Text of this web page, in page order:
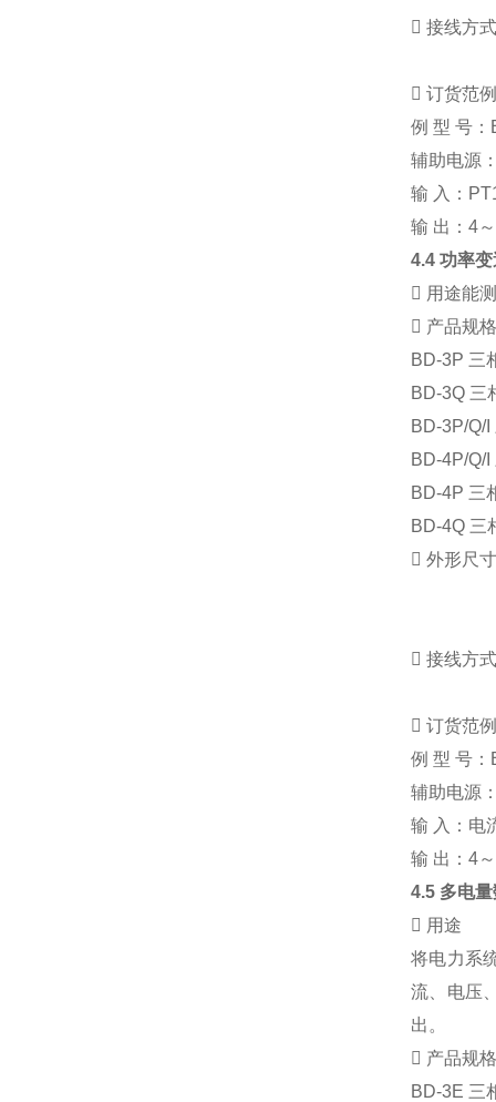
接线方
订货范
例型号：
辅助电源
输 入：
输 出：4～
4.4功率
 用途能
 产品规
BD-3P 三
BD-3Q 三
BD-3P/Q/I
BD-4P/Q/I
BD-4P 三
BD-4Q 三
外形尺
接线方
订货范
例型号：
辅助电源
输 入：电
输 出：4～
4.5 多电
 用途
将电力系
流、电压
出。
 产品规
BD-3E 三